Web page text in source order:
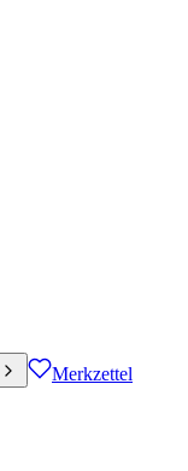
Merkzettel